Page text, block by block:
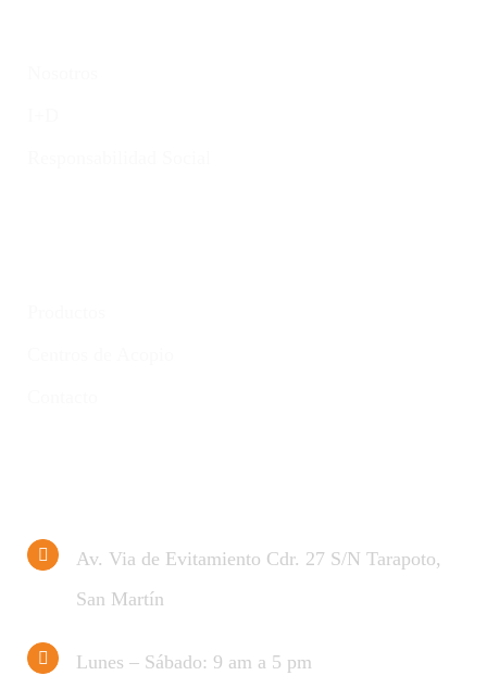
Av. Via de Evitamiento Cdr. 27 S/N Tarapoto,
San Martín
Lunes – Sábado: 9 am a 5 pm